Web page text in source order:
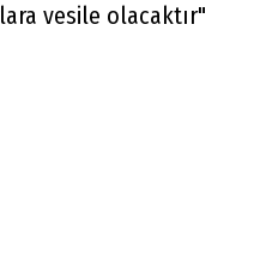
vesile olacaktır"